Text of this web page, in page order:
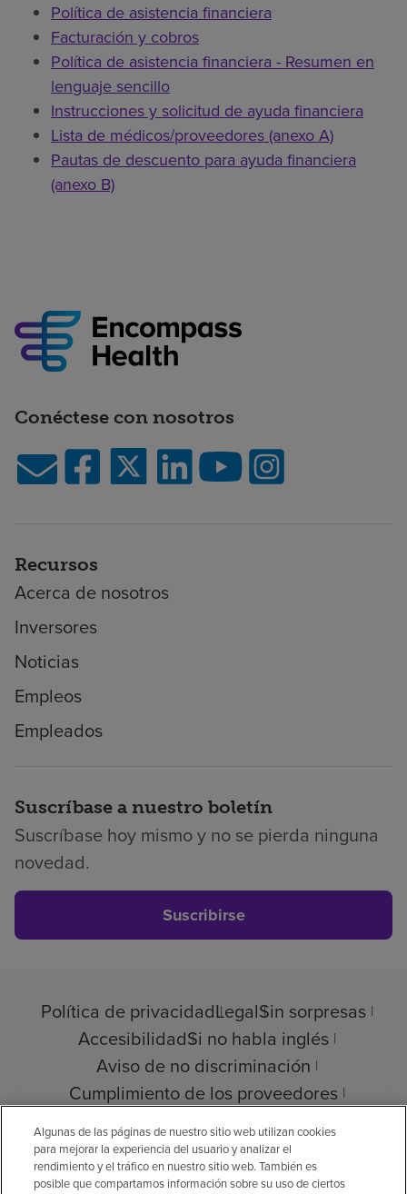
Política de asistencia financiera
Facturación y cobros
Política de asistencia financiera - Resumen en
lenguaje sencillo
Instrucciones y solicitud de ayuda financiera
Lista de médicos/proveedores (anexo A)
Pautas de descuento para ayuda financiera
(anexo B)
Conéctese con nosotros
Recursos
Acerca de nosotros
Inversores
Noticias
Empleos
Empleados
Suscríbase a nuestro boletín
Suscríbase hoy mismo y no se pierda ninguna
novedad.
Suscribirse
Política de privacidadLegalSin sorpresas
AccesibilidadSi no habla inglés
Aviso de no discriminación
Cumplimiento de los proveedores
Transparencia de precios
Algunas de las páginas de nuestro sitio web utilizan cookies
para mejorar la experiencia del usuario y analizar el
rendimiento y el tráfico en nuestro sitio web. También es
posible que compartamos información sobre su uso de ciertos